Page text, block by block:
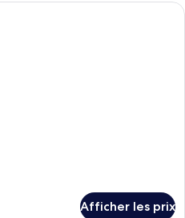
Une chambre d’hôtel moderne
Afficher les prix